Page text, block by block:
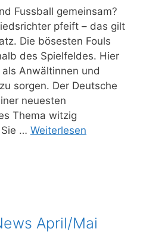
Fussball gemeinsam?
pfeift – das gilt
Die bösesten Fouls
des Spielfeldes. Hier
Anwältinnen und
sorgen. Der Deutsche
neuesten
Thema witzig
… Weiterlesen
April/Mai